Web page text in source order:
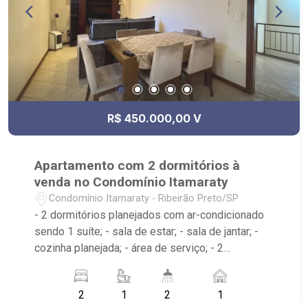
R$ 450.000,00 V
Apartamento com 2 dormitórios à
venda no Condomínio Itamaraty
Condomínio Itamaraty - Ribeirão Preto/SP
- 2 dormitórios planejados com ar-condicionado
sendo 1 suíte; - sala de estar; - sala de jantar; -
cozinha planejada; - área de serviço; - 2
próximo à Av. Leais Paulista, Boteco do Paulin
2
1 2 1